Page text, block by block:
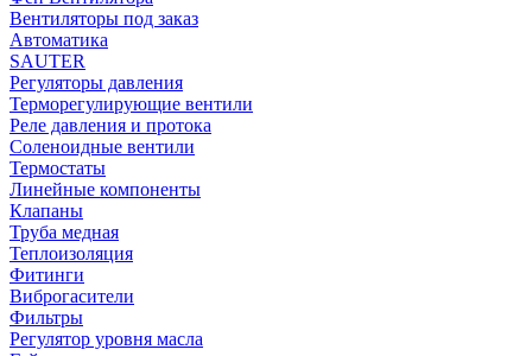
Вентиляторы под заказ
Автоматика
SAUTER
Регуляторы давления
Терморегулирующие вентили
Реле давления и протока
Соленоидные вентили
Термостаты
Линейные компоненты
Клапаны
Труба медная
Теплоизоляция
Фитинги
Виброгасители
Фильтры
Регулятор уровня масла